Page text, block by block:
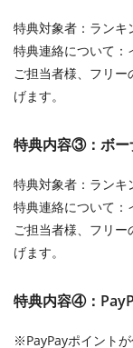
特典対象者：ランキ
特典連絡について
ご担当者様、フリ
げます。
特典内容③：ボー
特典対象者：ランキ
特典連絡について
ご担当者様、フリ
げます。
特典内容④：
※PayPayポイントが